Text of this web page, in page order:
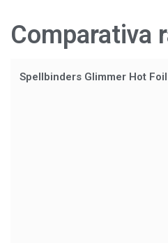
Comparativa
Spellbinders Glimmer Hot